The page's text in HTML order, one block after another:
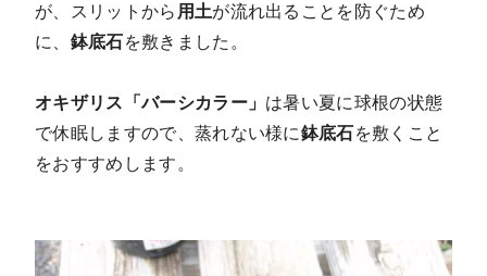
が、スリットから 用土が流れ出ることを防ぐため
に、 鉢底石を敷きました。
オキザリス「バーシカラー」 は暑い夏に球根の状態
で休眠しますので、蒸れない様に鉢底石を敷くこと
をおすすめします。